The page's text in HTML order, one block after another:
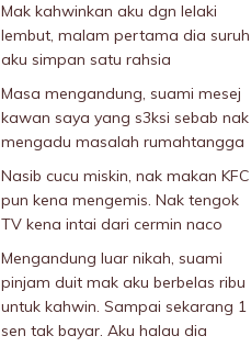
Mak kahwinkan aku dgn lelaki
Iembut, malam pertama dia suruh
aku simpan satu rahsia
Masa mengandung, suami mesej
kawan saya yang s3ksi sebab nak
mengadu masalah rumahtangga
Nasib cucu miskin, nak makan KFC
pun kena mengemis. Nak tengok
TV kena intai dari cermin naco
Mengandung luar nikah, suami
pinjam duit mak aku berbelas ribu
untuk kahwin. Sampai sekarang 1
sen tak bayar. Aku halau dia